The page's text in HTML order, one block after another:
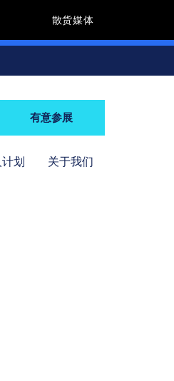
散货媒体
有意参展
划 关于我们